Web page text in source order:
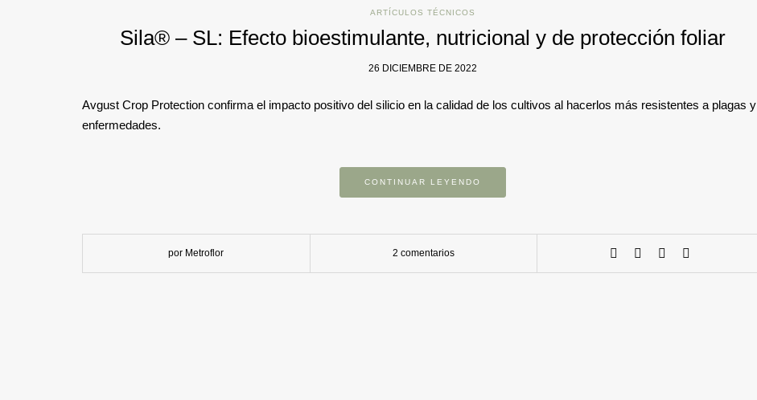
ARTÍCULOS TÉCNICOS
Sila® – SL: Efecto bioestimulante, nutricional y de protección foliar
26 DICIEMBRE DE 2022
Avgust Crop Protection confirma el impacto positivo del silicio en la calidad de los cultivos al hacerlos más resistentes a plagas y
enfermedades.
CONTINUAR LEYENDO
por Metroflor 2 comentarios